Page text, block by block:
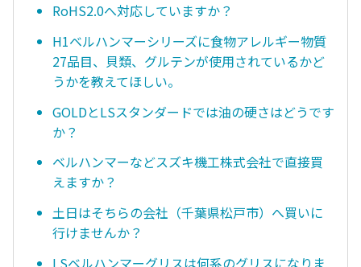
RoHS2.0へ対応していますか？
H1ベルハンマーシリーズに食物アレルギー物質
27品目、貝類、グルテンが使用されているかど
うかを教えてほしい。
GOLDとLSスタンダードでは油の硬さはどうです
か？
ベルハンマーなどスズキ機工株式会社で直接買
えますか？
土日はそちらの会社（千葉県松戸市）へ買いに
行けませんか？
LSベルハンマーグリスは何系のグリスになりま